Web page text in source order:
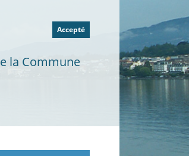
Accepté
la Commune